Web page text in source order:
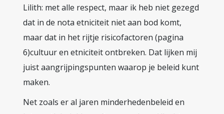
Lilith: met alle respect, maar ik heb niet gezegd
dat in de nota etniciteit niet aan bod komt,
maar dat in het rijtje risicofactoren (pagina
6)cultuur en etniciteit ontbreken. Dat lijken mij
juist aangrijpingspunten waarop je beleid kunt
maken.
Net zoals er al jaren minderhedenbeleid en